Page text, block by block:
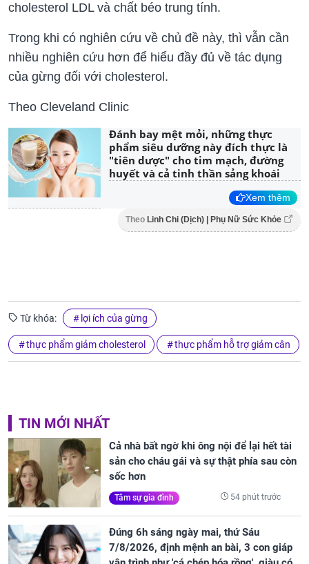
cholesterol LDL và chất béo trung tính.
Trong khi có nghiên cứu về chủ đề này, thì vẫn cần
nhiều nghiên cứu hơn để hiểu đầy đủ về tác dụng
của gừng đối với cholesterol.
Theo Cleveland Clinic
Đánh bay mệt mỏi, những thực
phẩm siêu dưỡng này đích thực là
"tiên dược" cho tim mạch, đường
huyết và cả tinh thần sảng khoái
Xem thêm
Theo Linh Chi (Dịch) | Phụ Nữ Sức Khỏe
Từ khóa: lợi ích của gừng
thực phẩm giảm cholesterol thực phẩm hỗ trợ giảm cân
TIN MỚI NHẤT
Cả nhà bất ngờ khi ông nội để lại hết tài
sản cho cháu gái và sự thật phía sau còn
sốc hơn
Tâm sự gia đình 54 phút trước
Đúng 6h sáng ngày mai, thứ Sáu
7/8/2026, định mệnh an bài, 3 con giáp